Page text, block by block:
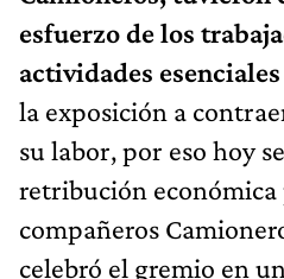
esfuerzo de los
actividades
la exposición a
su labor, por eso hoy
retribución económica
compañeros
celebró el gremio en